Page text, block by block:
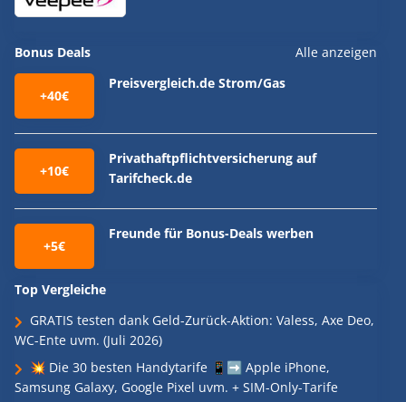
Bonus Deals Alle anzeigen
+40€
Preisvergleich.de Strom/Gas
+10€
Privathaftpflichtversicherung auf
Tarifcheck.de
+5€
Freunde für Bonus-Deals werben
Top Vergleiche
GRATIS testen dank Geld-Zurück-Aktion: Valess, Axe Deo,
WC-Ente uvm. (Juli 2026)
💥 Die 30 besten Handytarife 📱➡️ Apple iPhone,
Samsung Galaxy, Google Pixel uvm. + SIM-Only-Tarife